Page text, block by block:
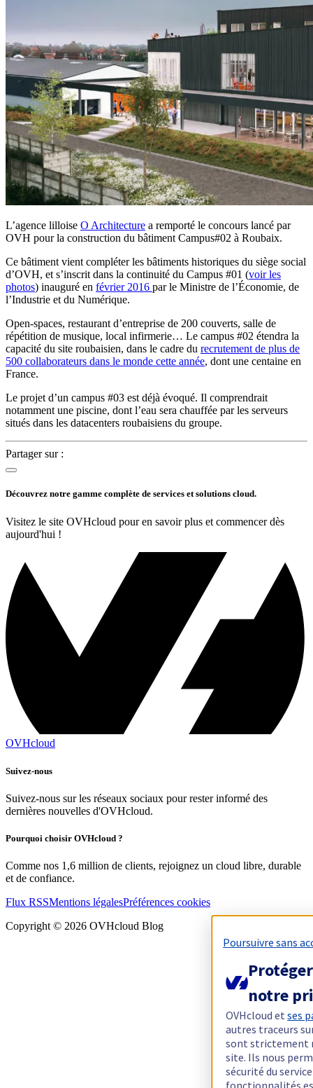
L’agence lilloise O Architecture a remporté le concours lancé par
OVH pour la construction du bâtiment Campus#02 à Roubaix.
Ce bâtiment vient compléter les bâtiments historiques du siège social
d’OVH, et s’inscrit dans la continuité du Campus #01 (voir les
photos) inauguré en février 2016 par le Ministre de l’Économie, de
l’Industrie et du Numérique.
Open-spaces, restaurant d’entreprise de 200 couverts, salle de
répétition de musique, local infirmerie… Le campus #02 étendra la
capacité du site roubaisien, dans le cadre du recrutement de plus de
500 collaborateurs dans le monde cette année, dont une centaine en
France.
Le projet d’un campus #03 est déjà évoqué. Il comprendrait
notamment une piscine, dont l’eau sera chauffée par les serveurs
situés dans les datacenters roubaisiens du groupe.
Partager sur :
Découvrez notre gamme complète de services et solutions cloud.
Visitez le site OVHcloud pour en savoir plus et commencer dès
aujourd'hui !
OVHcloud
Suivez-nous
Suivez-nous sur les réseaux sociaux pour rester informé des
dernières nouvelles d'OVHcloud.
Pourquoi choisir OVHcloud ?
Comme nos 1,6 million de clients, rejoignez un cloud libre, durable
et de confiance.
Flux RSSMentions légalesPréférences cookies
Copyright © 2026 OVHcloud Blog
Poursuivre sans
notre
OVHcloud etses
autres traceurs
sont strictement
site. Ils nous
sécurité du
fonctionnalités